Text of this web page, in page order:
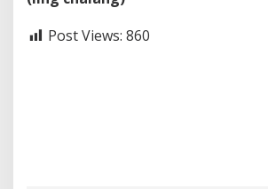
Post Views: 860